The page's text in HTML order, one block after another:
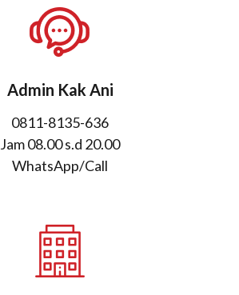
Admin Kak Ani
0811-8135-636
Jam 08.00 s.d 20.00
WhatsApp/Call